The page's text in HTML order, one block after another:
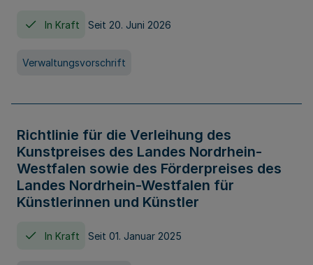
In Kraft Seit 20. Juni 2026
Verwaltungsvorschrift
Richtlinie für die Verleihung des
Kunstpreises des Landes Nordrhein-
Westfalen sowie des Förderpreises des
Landes Nordrhein-Westfalen für
Künstlerinnen und Künstler
In Kraft Seit 01. Januar 2025